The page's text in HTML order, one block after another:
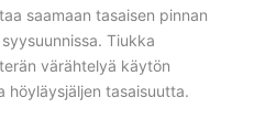
saamaan tasaisen pinnan
Tiukka
värähtelyä käytön
höyläysjäljen tasaisuutta.